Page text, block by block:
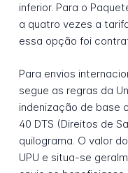
inferior. Para o
a quatro vezes a
essa opção foi
Para envios
segue as regras da
indenização de base
40 DTS (Direitos de
quilograma. O valor
UPU e situa-se